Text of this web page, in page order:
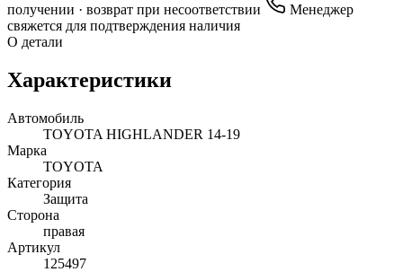
получении · возврат при несоответствии
Менеджер
свяжется для подтверждения наличия
О детали
Характеристики
Автомобиль
TOYOTA HIGHLANDER 14-19
Марка
TOYOTA
Категория
Защита
Сторона
правая
Артикул
125497